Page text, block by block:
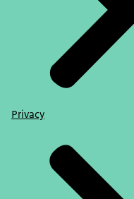
Privacy